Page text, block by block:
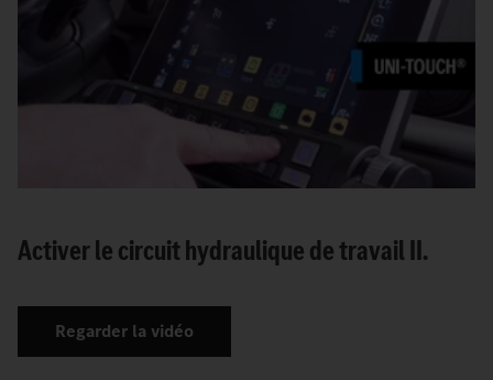
Activer le circuit hydraulique de travail II.
Regarder la vidéo